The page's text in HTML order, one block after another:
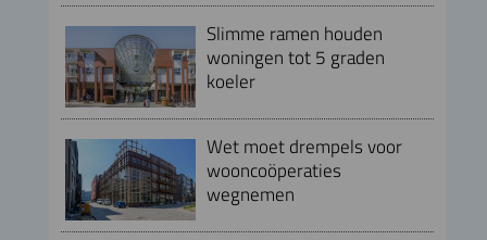
Slimme ramen houden
woningen tot 5 graden
koeler
Wet moet drempels voor
wooncoöperaties
wegnemen